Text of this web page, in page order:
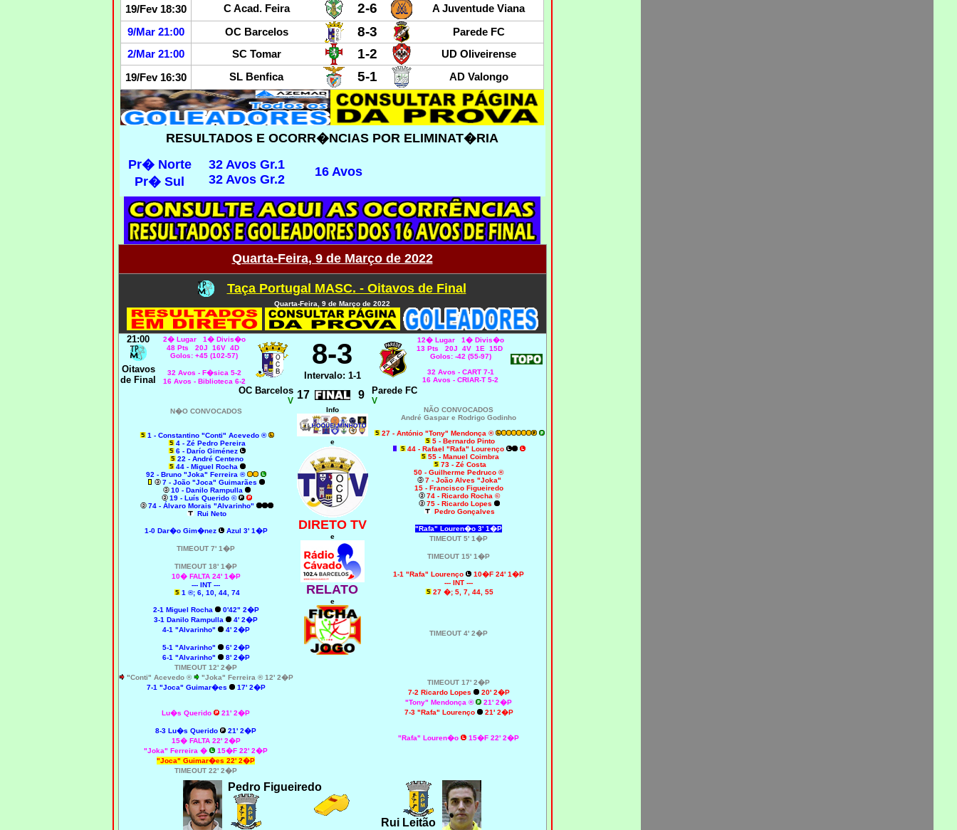
19/Fev 18:30 C Acad. Feira 2-6 A Juventude Viana
9/Mar 21:00 OC Barcelos 8-3
Parede FC
2/Mar 21:00
SC Tomar 1-2 UD Oliveirense
19/Fev 16:30 SL Benfica 5-1 AD Valongo
RESULTADOS E OCORR�NCIAS POR ELIMINAT�RIA
Pr� Norte
Pr� Sul
32 Avos Gr.1
32 Avos Gr.2
16 Avos
Quarta-Feira, 9 de Março de 2022
Taça Portugal MASC. - Oitavos de Final
Quarta-Feira, 9 de Março de 2022
21:00
Oitavos
de Final
2� Lugar 1� Divis�o
48 Pts 20J 16V 4D
Golos: +45 (102-57)
32 Avos - F�sica 5-2
16 Avos - Biblioteca 6-2
8-3
Intervalo: 1-1
12� Lugar 1� Divis�o
13 Pts 20J 4V 1E 15D
Golos: -42 (55-97)
32 Avos - CART 7-1
16 Avos - CRIAR-T 5-2
OC Barcelos
V 17 9 Parede FC
V
N�O CONVOCADOS
1 - Constantino "Conti" Acevedo ®
4 - Zé Pedro Pereira
6 - Darío Giménez
22 - André Centeno
44 - Miguel Rocha
92 - Bruno "Joka" Ferreira ®
7 - João "Joca" Guimarães
10 - Danilo Rampulla
19 - Luís Querido ©
74 - Álvaro Morais "Alvarinho"
Rui Neto
1-0 Dar�o Gim�nez Azul 3' 1�P
TIMEOUT 7' 1�P
TIMEOUT 18' 1�P
10� FALTA 24' 1�P
--- INT ---
1 ®; 6, 10, 44, 74
2-1 Miguel Rocha
0'42" 2�P
3-1 Danilo Rampulla
4' 2�P
4-1 "Alvarinho" 4' 2�P
5-1 "Alvarinho"
6' 2�P
6-1 "Alvarinho"
8' 2�P
TIMEOUT 12' 2�P
"Conti" Acevedo ®
"Joka" Ferreira ® 12' 2�P
7-1 "Joca" Guimar�es 17' 2�P
Lu�s Querido 21' 2�P
8-3 Lu�s Querido
21' 2�P
15� FALTA 22' 2�P
"Joka" Ferreira �
15�F 22' 2�P
"Joca" Guimar�es 22' 2�P
TIMEOUT 22' 2�P
Info
e
DIRETO TV
e
RELATO
e
NÃO CONVOCADOS
André Gaspar e Rodrigo Godinho
27 - António "Tony" Mendonça ®
5 - Bernardo Pinto
44 - Rafael "Rafa" Lourenço
55 - Manuel Coimbra
73 - Zé Costa
50 - Guilherme Pedruco ®
7 - João Alves "Joka"
15 - Francisco Figueiredo
74 - Ricardo Rocha ©
75 - Ricardo Lopes
Pedro Gonçalves
"Rafa" Louren�o 3' 1�P
TIMEOUT 5' 1�P
TIMEOUT 15' 1�P
1-1 "Rafa" Lourenço
10�F 24' 1�P
--- INT ---
27 �; 5, 7, 44, 55
TIMEOUT 4' 2�P
TIMEOUT 17' 2�P
7-2 Ricardo Lopes
20' 2�P
"Tony" Mendonça ®
21' 2�P
7-3 "Rafa" Lourenço
21' 2�P
"Rafa" Louren�o 15�F 22' 2�P
Pedro Figueiredo
Rui Leitão